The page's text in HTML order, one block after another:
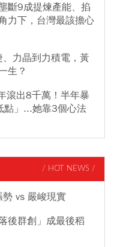
斷9成提煉產能、掐
力下，台灣最該擔心
力晶到力積電，黃
生？
滾出8千萬！半年暴
點」...她靠3個心法
/ HOT NEWS /
vs 嚴峻現實
後群創」成最後稻